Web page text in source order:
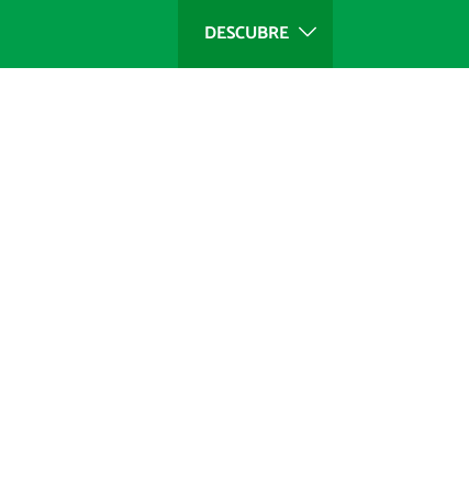
DESCUBRE